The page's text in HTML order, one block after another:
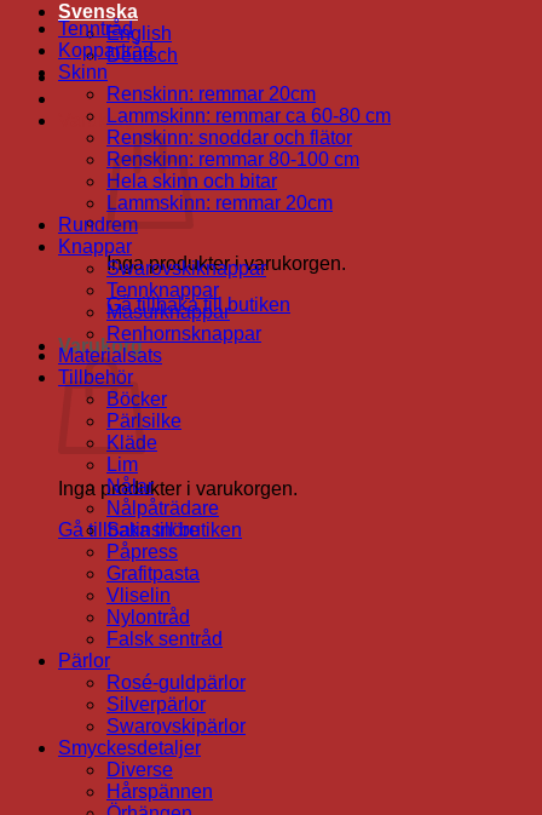
Svenska
English
Deutsch
Varukorg /0.00kr
Inga produkter i varukorgen.
Gå tillbaka till butiken
Varukorg
Inga produkter i varukorgen.
Gå tillbaka till butiken
Tenntråd
Koppartråd
Skinn
Renskinn: remmar 20cm
Lammskinn: remmar ca 60-80 cm
Renskinn: snoddar och flätor
Renskinn: remmar 80-100 cm
Hela skinn och bitar
Lammskinn: remmar 20cm
Rundrem
Knappar
Swarovskiknappar
Tennknappar
Masurknappar
Renhornsknappar
Materialsats
Tillbehör
Böcker
Pärlsilke
Kläde
Lim
Nålar
Nålpåträdare
Satinsnöre
Påpress
Grafitpasta
Vliselin
Nylontråd
Falsk sentråd
Pärlor
Rosé-guldpärlor
Silverpärlor
Swarovskipärlor
Smyckesdetaljer
Diverse
Hårspännen